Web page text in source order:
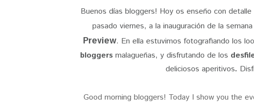
Buenos días bloggers! Hoy os enseño con detalle
pasado viernes, a la inauguración de la
Preview. En ella estuvimos fotografiando los
bloggers malagueñas, y disfrutando de los
deliciosos aperitivos.
Good morning bloggers! Today I show you the